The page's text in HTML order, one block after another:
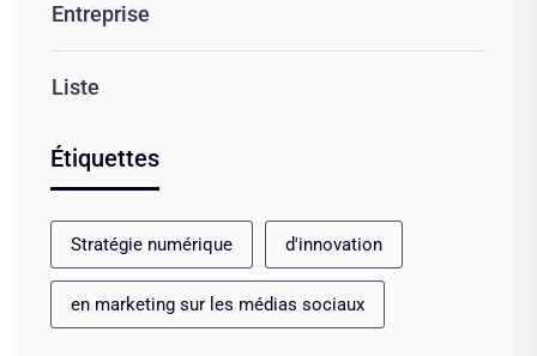
Entreprise
Liste
Étiquettes
Stratégie numérique d'innovation
en marketing sur les médias sociaux